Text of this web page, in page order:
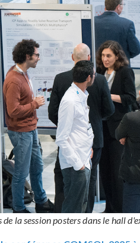
la session posters dans le hall